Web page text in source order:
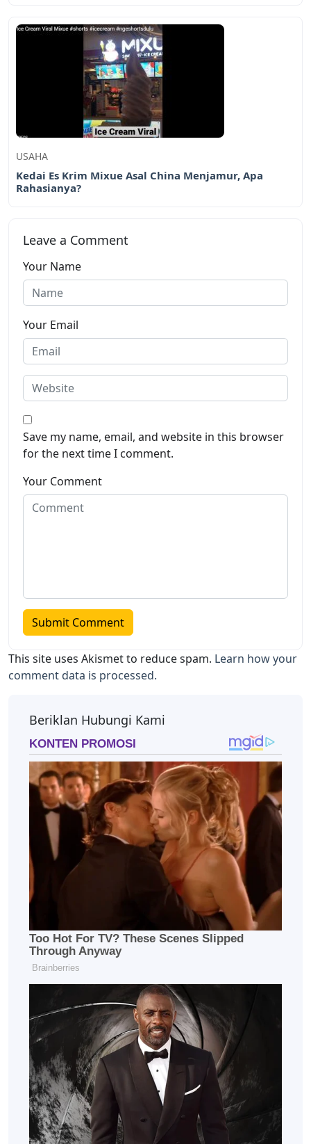
USAHA
Kedai Es Krim Mixue Asal China Menjamur, Apa
Rahasianya?
Leave a Comment
Your Name
Your Email
Save my name, email, and website in this browser
for the next time I comment.
Your Comment
This site uses Akismet to reduce spam. Learn how your
comment data is processed.
Beriklan Hubungi Kami